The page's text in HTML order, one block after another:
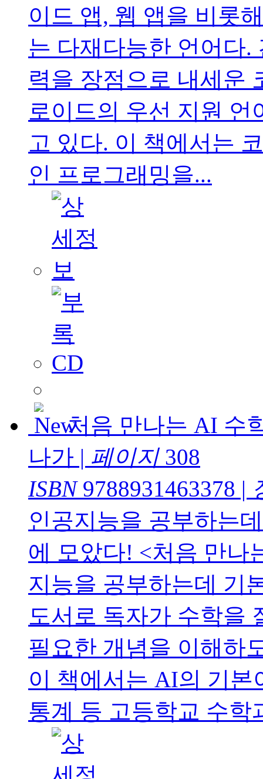
이드 앱, 웹 앱을 비롯
는 다재다능한 언어다.
력을 장점으로 내세운
로이드의 우선 지원 언
고 있다. 이 책에서는
인 프로그래밍을...
처음 만나는 AI 수
나가 | 페이지308
ISBN9788931463378 |
인공지능을 공부하는
에 모았다! <처음 만나
지능을 공부하는데 기
도서로 독자가 수학을
필요한 개념을 이해하
이 책에서는 AI의 기본
통계 등 고등학교 수학